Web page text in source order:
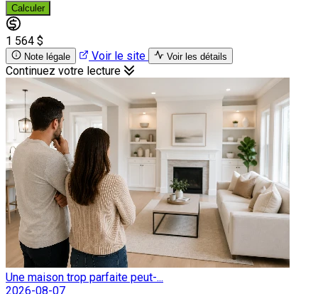
Calculer
1 564 $
Note légale Voir le site Voir les détails
Continuez votre lecture
Une maison trop parfaite peut-...
2026-08-07